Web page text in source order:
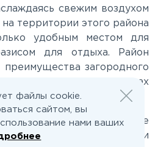
свежим воздухом
территории этого района
удобным местом для
для отдыха. Район
преимущества загородного
при этом в пределах
инфраструктуры.
Домодедовском районе
городской жизни и
файлы cookie.
сайтом, вы
нами ваших